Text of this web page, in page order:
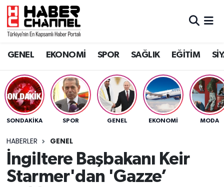
GENEL EKONOMİ SPOR SAĞLIK EĞİTİM
SONDAKIKA SPOR GENEL EKONOMİ MODA
HABERLER GENEL
İngiltere Başbakanı Keir
Starmer'dan 'Gazze’
GENEL
SPOR
SAĞLIK
EĞİTİM
SİYASET
Nöbetçi Eczaneler
Trafik Durumu
Süper Lig Puan Durumu ve Fikstür
Tüm Manşetler
Son Dakika Haberleri